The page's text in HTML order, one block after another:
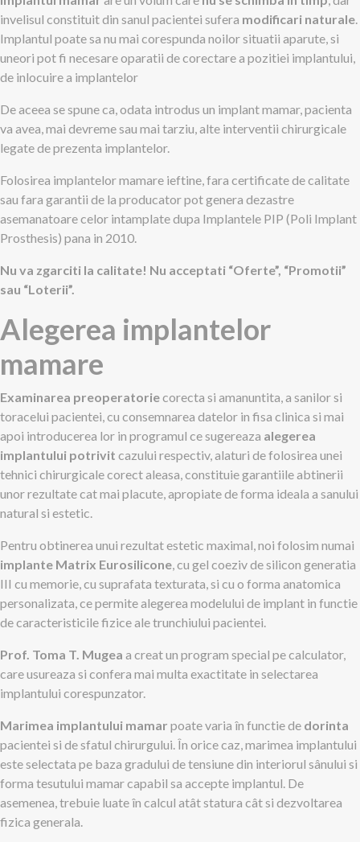
invelisul constituit din sanul pacientei sufera modificari naturale.
Implantul poate sa nu mai corespunda noilor situatii aparute, si
uneori pot fi necesare oparatii de corectare a pozitiei implantului,
de inlocuire a implantelor
De aceea se spune ca, odata introdus un implant mamar, pacienta
va avea, mai devreme sau mai tarziu, alte interventii chirurgicale
legate de prezenta implantelor.
Folosirea implantelor mamare ieftine, fara certificate de calitate
sau fara garantii de la producator pot genera dezastre
asemanatoare celor intamplate dupa Implantele PIP (Poli Implant
Prosthesis) pana in 2010.
Nu va zgarciti la calitate! Nu acceptati “Oferte”, “Promotii”
sau “Loterii”.
Alegerea implantelor
mamare
Examinarea preoperatoriecorecta si amanuntita, a sanilor si
toracelui pacientei, cu consemnarea datelor in fisa clinica si mai
apoi introducerea lor in programul ce sugereaza alegerea
implantului potrivit cazului respectiv, alaturi de folosirea unei
tehnici chirurgicale corect aleasa, constituie garantiile abtinerii
unor rezultate cat mai placute, apropiate de forma ideala a sanului
natural si estetic.
Pentru obtinerea unui rezultat estetic maximal, noi folosim numai
implante Matrix Eurosilicone, cu gel coeziv de silicon generatia
III cu memorie, cu suprafata texturata, si cu o forma anatomica
personalizata, ce permite alegerea modelului de implant in functie
de caracteristicile fizice ale trunchiului pacientei.
Prof. Toma T. Mugea a creat un program special pe calculator,
care usureaza si confera mai multa exactitate in selectarea
implantului corespunzator.
Marimea implantului mamar poate varia în functie de dorinta
pacientei si de sfatul chirurgului. În orice caz, marimea implantului
este selectata pe baza gradului de tensiune din interiorul sânului si
forma tesutului mamar capabil sa accepte implantul. De
asemenea, trebuie luate în calcul atât statura cât si dezvoltarea
fizica generala.